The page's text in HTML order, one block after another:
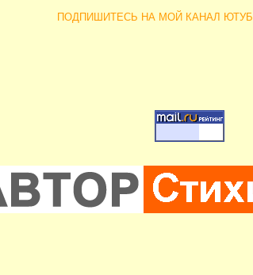
ПОДПИШИТЕСЬ НА МОЙ КАНАЛ ЮТУБ